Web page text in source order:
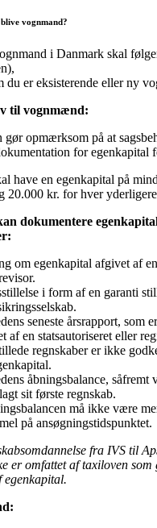
vognmand?
i Danmark skal
du er eksisterende eller ny
til vognmænd:
gør opmærksom på at
for egenkapital
have en egenkapital på
20.000 kr. for hver
dokumentere
om egenkapital afgivet af
i form af en garanti
seneste årsrapport, som
af en statsautoriseret eller
regnskaber er ikke
åbningsbalance, såfremt
sit første regnskab.
må ikke være
på ansøgningstidspunktet.
fra IVS til
er omfattet af taxiloven som
egenkapital.